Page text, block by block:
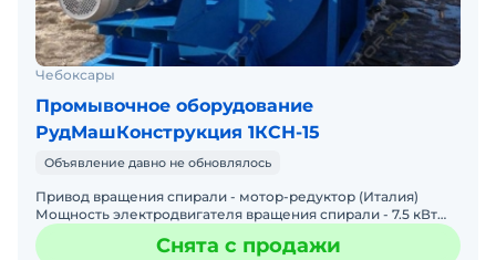
Чебоксары
Промывочное оборудование
РудМашКонструкция 1КСН-15
Объявление давно не обновлялось
Привод вращения спирали - мотор-редуктор (Италия)
Мощность электродвигателя вращения спирали - 7.5 кВт
Диаметр спирали - 1500 мм Длина корыта - 8200 мм
Производ
Снята с продажи